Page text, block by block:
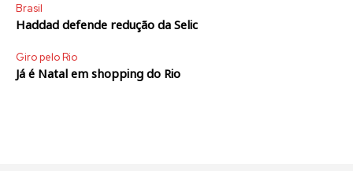
Brasil
Haddad defende redução da Selic
Giro pelo Rio
Já é Natal em shopping do Rio